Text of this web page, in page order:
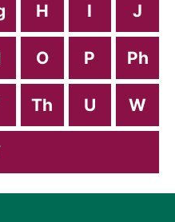
H I J
O P Ph
Th U W